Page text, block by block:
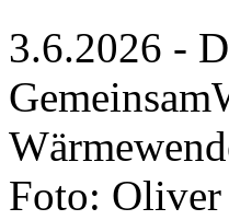
3.6.2026 -
Foto: Oliver